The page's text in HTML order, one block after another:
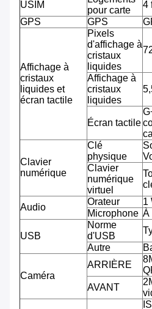
USIM
pour carte
4
GPS
GPS
Affichage à
cristaux
liquides et
écran tactile
Pixels
d'affichage à
cristaux
liquides
Affichage à
cristaux
liquides
Écran tactile
Clavier
numérique
Clé
physique
Clavier
numérique
virtuel
Audio
Orateur
1
Microphone À
USB
Norme
d'USB
Autre
Caméra
ARRIÈRE
AVANT